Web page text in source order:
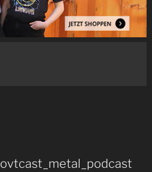
ovtcast_metal_podcast